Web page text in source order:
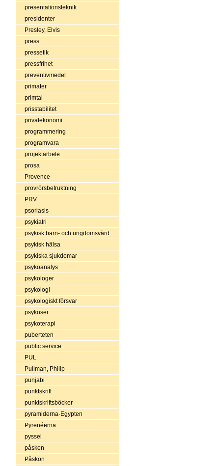
presentationsteknik
presidenter
Presley, Elvis
press
pressetik
pressfrihet
preventivmedel
primater
primtal
prisstabilitet
privatekonomi
programmering
programvara
projektarbete
prosa
Provence
provrörsbefruktning
PRV
psoriasis
psykiatri
psykisk barn- och ungdomsvård
psykisk hälsa
psykiska sjukdomar
psykoanalys
psykologer
psykologi
psykologiskt försvar
psykoser
psykoterapi
puberteten
public service
PUL
Pullman, Philip
punjabi
punktskrift
punktskriftsböcker
pyramiderna-Egypten
Pyrenéerna
pyssel
påsken
Påskön